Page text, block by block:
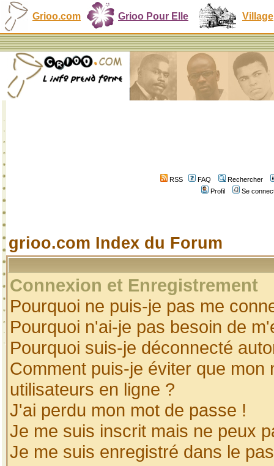
Grioo.com Grioo Pour Elle Village
RSS FAQ
Rechercher
Profil
Se
grioo.com Index du Forum
Connexion et Enregistrement
Pourquoi ne puis-je pas me
Pourquoi n'ai-je pas besoin de
Pourquoi suis-je déconnecté
Comment puis-je éviter que
utilisateurs en ligne ?
J'ai perdu mon mot de passe !
Je me suis inscrit mais ne peux
Je me suis enregistré dans le